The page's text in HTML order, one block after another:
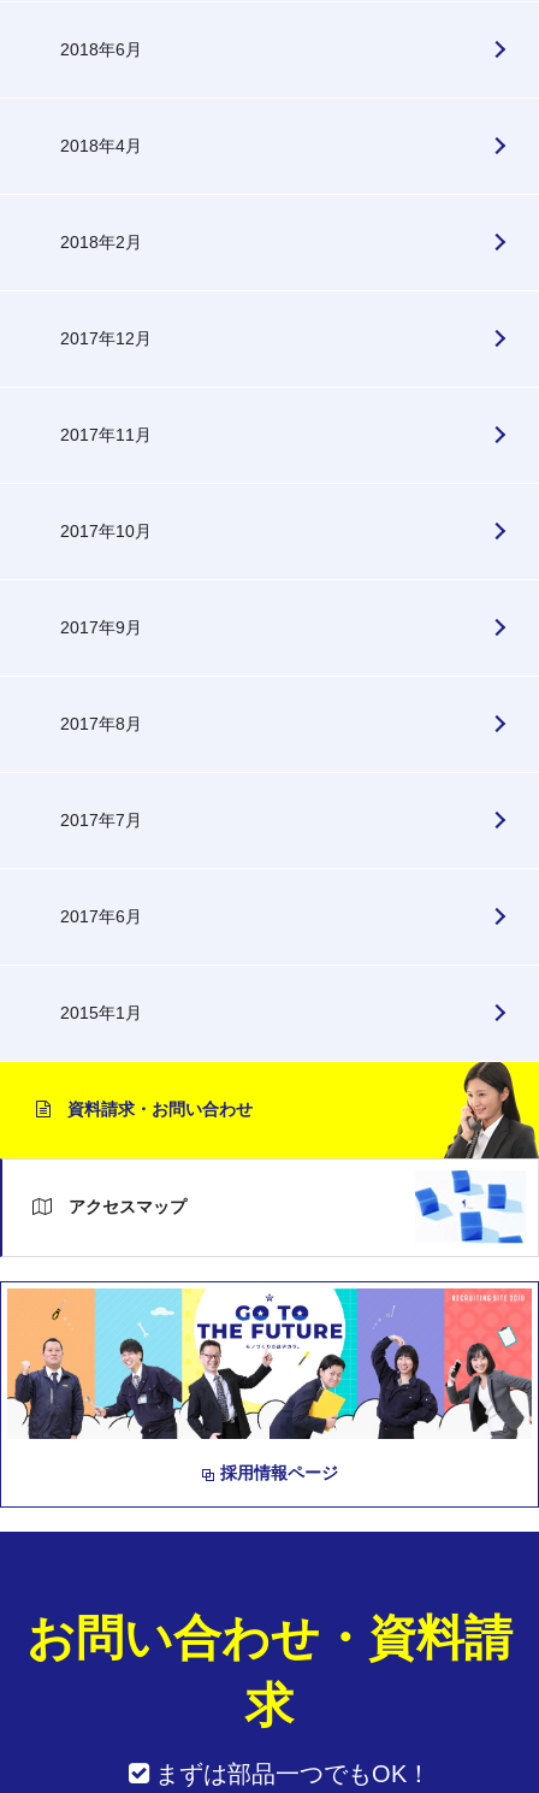
2018年6月
2018年4月
2018年2月
2017年12月
2017年11月
2017年10月
2017年9月
2017年8月
2017年7月
2017年6月
2015年1月
資料請求・お問い合わせ
アクセスマップ
採用情報ページ
お問い合わせ・資料請
求
まずは部品一つでもOK！